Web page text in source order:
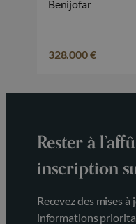
Benijofar
328.000 €
Rester à
inscription
Recevez des mises
informations